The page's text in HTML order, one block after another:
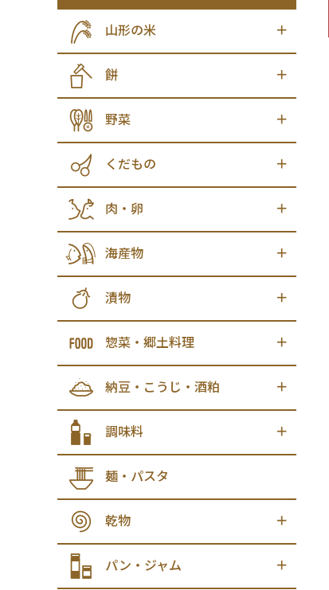
山形の米
餅
野菜
くだもの
肉・卵
海産物
漬物
惣菜・郷土料理
納豆・こうじ・酒粕
調味料
麺・パスタ
乾物
パン・ジャム